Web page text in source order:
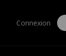
Connexion